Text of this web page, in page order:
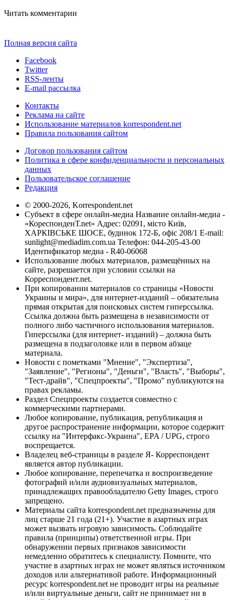
Читать комментарии
Полная версия сайта
Facebook
Twitter
RSS-ленты
E-mail рассылка
Контакты
Реклама на сайте
Использование материалов korrespondent.net
Правила пользования сайтом
Договор пользования сайтом
Политика в сфере конфиденциальности и персональных
данных
Пользовательское соглашение
Редакция
© 2000-2026, Korrespondent.net
Субъект в сфере онлайн-медиа Название онлайн-медиа -
«КореспонденТ.net» Адрес: 02091, місто Київ,
ХАРКІВСЬКЕ ШОСЕ, будинок 172-Б, офіс 208/1 E-mail:
sunlight@mediadim.com.ua Телефон: 044-205-43-00
Идентификатор медиа - R40-06068
Использование любых материалов, размещённых на
сайте, разрешается при условии ссылки на
Корреспондент.net.
При копировании материалов со страницы «Новости
Украины и мира», для интернет-изданий – обязательна
прямая открытая для поисковых систем гиперссылка.
Ссылка должна быть размещена в независимости от
полного либо частичного использования материалов.
Гиперссылка (для интернет- изданий) – должна быть
размещена в подзаголовке или в первом абзаце
материала.
Новости с пометками "Мнение", "Экспертиза",
"Заявление", "Регионы", "Деньги", "Власть", "Выборы",
"Тест-драйв", "Спецпроекты", "Промо" публикуются на
правах рекламы.
Раздел Спецпроекты создается совместно с
коммерческими партнерами.
Любое копирование, публикация, републикация и
другое распространение информации, которое содержит
ссылку на "Интерфакс-Украина", EPA / UPG, строго
воспрещается.
Владелец веб-страницы в разделе Я- Корреспондент
является автор публикации.
Любое копирование, перепечатка и воспроизведение
фотографий и/или аудиовизуальных материалов,
принадлежащих правообладателю Getty Images, строго
запрещено.
Материалы сайта korrespondent.net предназначены для
лиц старше 21 года (21+). Участие в азартных играх
может вызвать игровую зависимость. Соблюдайте
правила (принципы) ответственной игры. При
обнаружении первых признаков зависимости
немедленно обратитесь к специалисту. Помните, что
участие в азартных играх не может являться источником
доходов или альтернативой работе. Информационный
ресурс korrespondent.net не проводит игры на реальные
и/или виртуальные деньги, сайт не принимает ни в